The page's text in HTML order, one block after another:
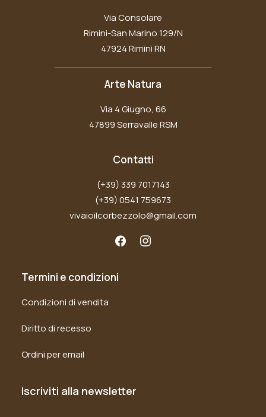
Via Consolare
Rimini-San Marino 129/N
47924 Rimini RN
Arte Natura
Via 4 Giugno, 66
47899 Serravalle RSM
Contatti
(+39) 339 7017143
(+39) 0541 759673
vivaioilcorbezzolo@gmail.com
Termini e condizioni
Condizioni di vendita
Diritto di recesso
Ordini per email
Iscriviti alla newsletter